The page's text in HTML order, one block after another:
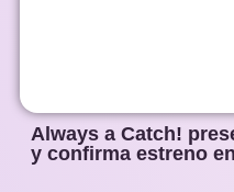
Always a Catch!
y confirma estreno